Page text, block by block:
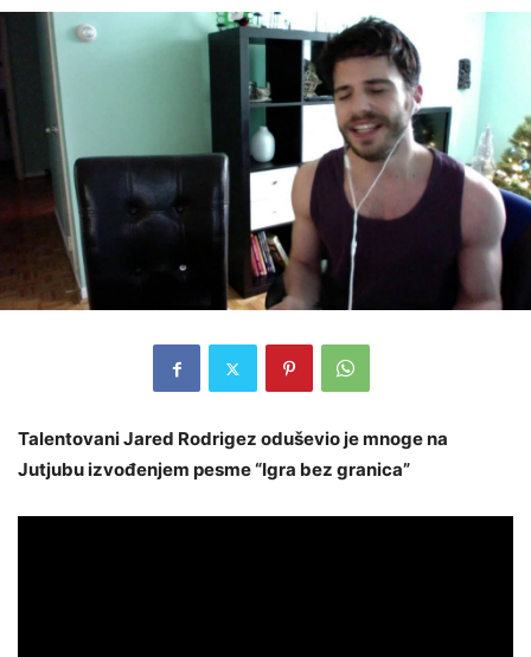
Talentovani Jared Rodrigez oduševio je mnoge na
Jutjubu izvođenjem pesme “Igra bez granica”